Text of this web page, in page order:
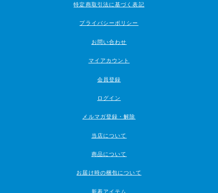
特定商取引法に基づく表記
プライバシーポリシー
お問い合わせ
マイアカウント
会員登録
ログイン
メルマガ登録・解除
当店について
商品について
お届け時の梱包について
新着アイテム